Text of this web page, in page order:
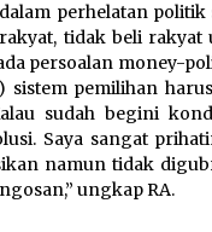
perhelatan politik
tidak beli rakyat
persoalan money-
sistem pemilihan
sudah begini
Saya sangat
namun tidak
ungkap RA.